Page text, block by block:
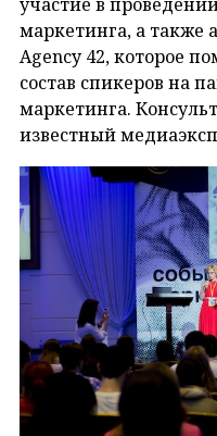
маркетинга, а также
Agency 42, которое
состав спикеров на
маркетинга.
известный